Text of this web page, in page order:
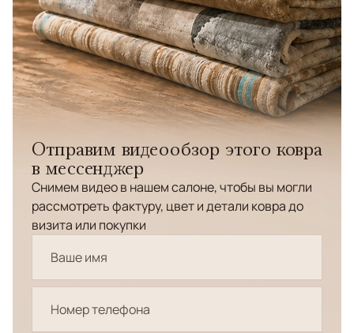
Отправим видеообзор этого ковра
в мессенджер
Снимем видео в нашем салоне, чтобы вы могли
рассмотреть фактуру, цвет и детали ковра до
визита или покупки